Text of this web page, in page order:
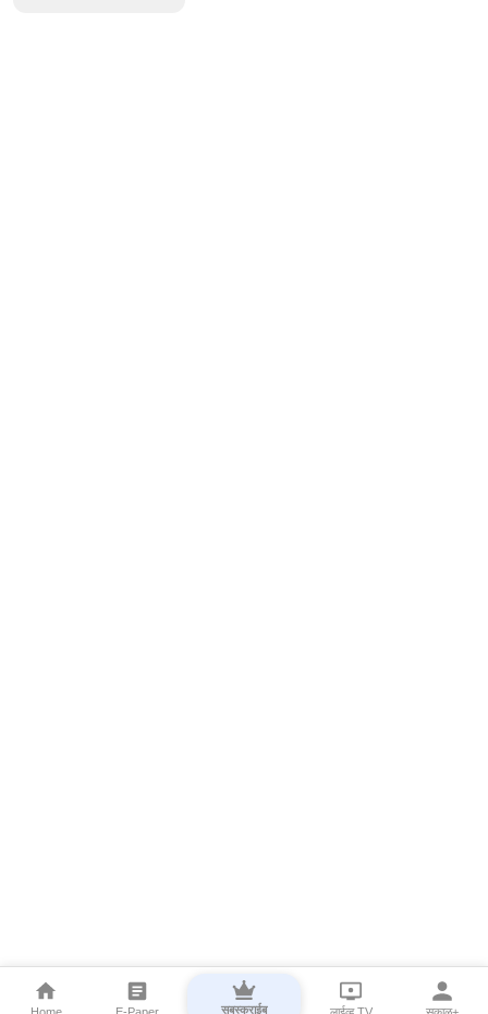
Home E-Paper सबस्क्राईब लाईव्ह TV सकाळ+